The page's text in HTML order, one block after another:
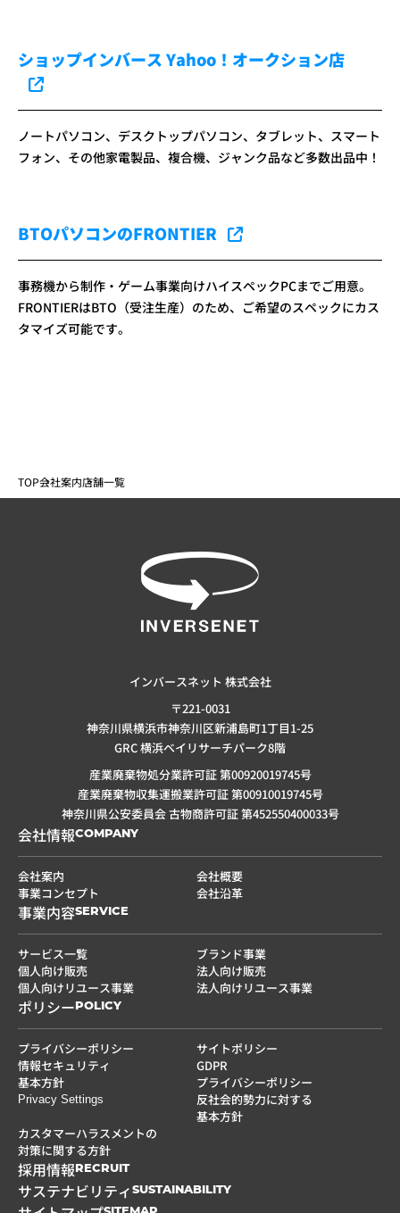
ショップインバース Yahoo！オークション店
ノートパソコン、デスクトップパソコン、タブレット、スマート
フォン、その他家電製品、複合機、ジャンク品など多数出品中！
BTOパソコンのFRONTIER
事務機から制作・ゲーム事業向けハイスペックPCまでご用意。
FRONTIERはBTO（受注生産）のため、ご希望のスペックにカス
タマイズ可能です。
TOP会社案内店舗一覧
インバースネット 株式会社
〒221-0031
神奈川県横浜市神奈川区新浦島町1丁目1-25
GRC 横浜ベイリサーチパーク8階
産業廃棄物処分業許可証 第00920019745号
産業廃棄物収集運搬業許可証 第00910019745号
神奈川県公安委員会 古物商許可証 第452550400033号
COMPANY
会社情報
会社案内
会社概要
事業コンセプト
会社沿革
SERVICE
事業内容
サービス一覧
ブランド事業
個人向け販売
法人向け販売
個人向けリユース事業
法人向けリユース事業
POLICY
ポリシー
プライバシーポリシー
サイトポリシー
情報セキュリティ
基本方針
GDPR
プライバシーポリシー
Privacy Settings
反社会的勢力に対する
基本方針
カスタマーハラスメントの
対策に関する方針
RECRUIT
採用情報
SUSTAINABILITY
サステナビリティ